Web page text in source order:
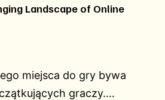
Landscape of Online
miejsca do gry bywa
graczy.…